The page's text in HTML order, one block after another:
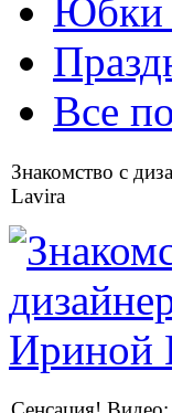
Юбки
Все
Знакомство с
Lavira